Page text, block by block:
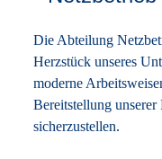
Die Abteilung
Herzstück unseres
moderne
Bereitstellung
sicherzustellen.